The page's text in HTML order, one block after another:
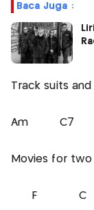
Baca Juga :
Track suits
Am C7
Movies for two
F C